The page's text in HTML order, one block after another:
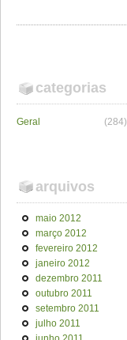
categorias
Geral (284)
arquivos
maio 2012
março 2012
fevereiro 2012
janeiro 2012
dezembro 2011
outubro 2011
setembro 2011
julho 2011